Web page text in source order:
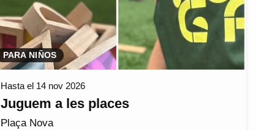
PARA NIÑOS
Hasta el 14 nov 2026
Juguem a les places
Plaça Nova